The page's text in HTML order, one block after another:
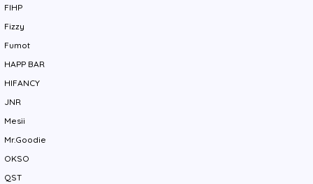
FIHP
Fizzy
Fumot
HAPP BAR
HIFANCY
JNR
Mesii
Mr.Goodie
OKSO
QST